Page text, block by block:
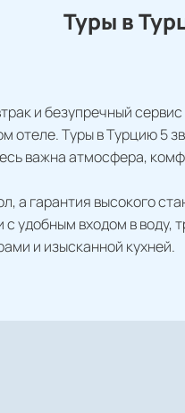
Туры в
и безупречный
отеле. Туры в Турцию 5
важна атмосфера,
а гарантия высокого
удобным входом в воду,
и изысканной кухней.